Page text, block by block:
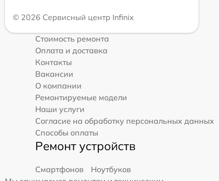
© 2026 Сервисный центр Infinix
Стоимость ремонта
Оплата и доставка
Контакты
Вакансии
О компании
Ремонтируемые модели
Наши услуги
Согласие на обработку персональных данных
Способы оплаты
Ремонт устройств
Смартфонов
Ноутбуков